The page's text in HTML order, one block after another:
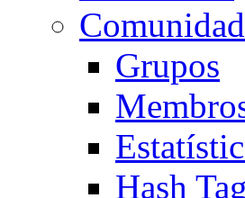
Grupos
Hash